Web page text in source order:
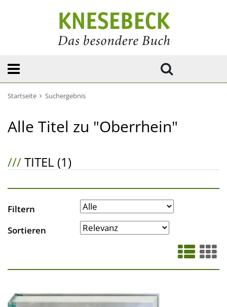
Startseite Suchergebnis
Alle Titel zu "Oberrhein"
///TITEL (1)
Filtern
Sortieren